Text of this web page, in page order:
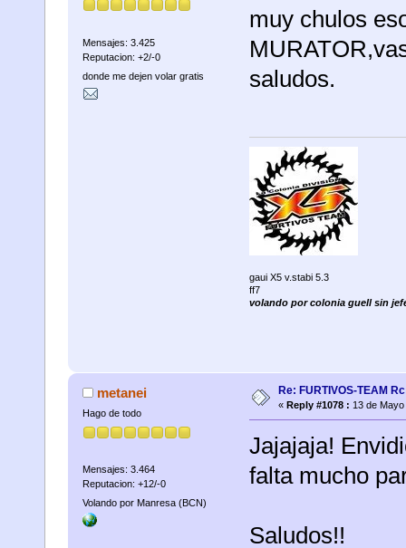
Mensajes: 3.425
Reputacion: +2/-0
donde me dejen volar gratis
muy chulos
saludos.
gaui X5 v.stabi 5.3
ff7
volando por colonia guell sin
metanei
Hago de todo
Mensajes: 3.464
Reputacion: +12/-0
Volando por Manresa (BCN)
Re: FURTIVOS-TEAM
« Reply #1078 : 13 de Mayo
Jajajaja!
falta mucho
Saludos!!